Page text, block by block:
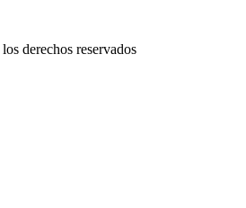
derechos reservados